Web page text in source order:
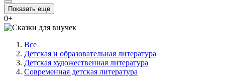
Показать ещё
0+
Все
Детская и образовательная литература
Детская художественная литература
Современная детская литература